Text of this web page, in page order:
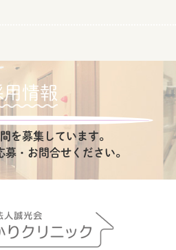
用情報
を募集しています。
・お問合せください。